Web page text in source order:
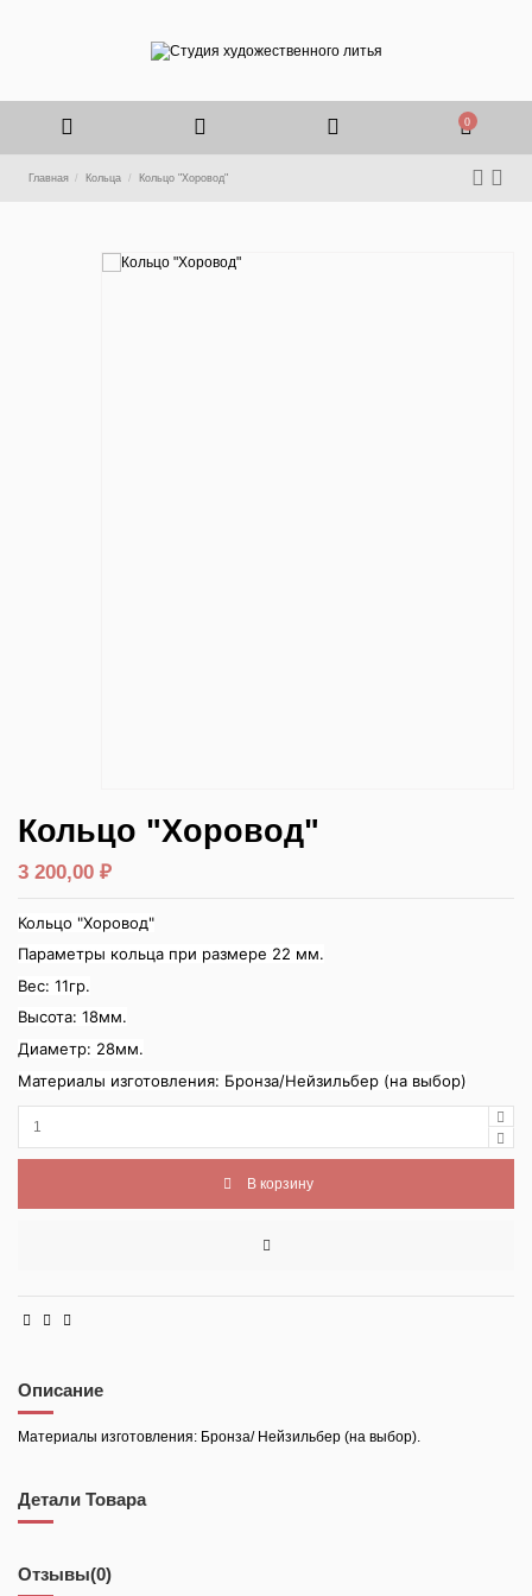
0
Главная Кольца Кольцо "Хоровод"
Кольцо "Хоровод"
3 200,00 ₽
Кольцо "Хоровод"
Параметры кольца при размере 22 мм.
Вес: 11гр.
Высота: 18мм.
Диаметр: 28мм.
Материалы изготовления: Бронза/Нейзильбер (на выбор)
В корзину
Описание
Материалы изготовления: Бронза/ Нейзильбер (на выбор).
Детали Товара
Отзывы(0)